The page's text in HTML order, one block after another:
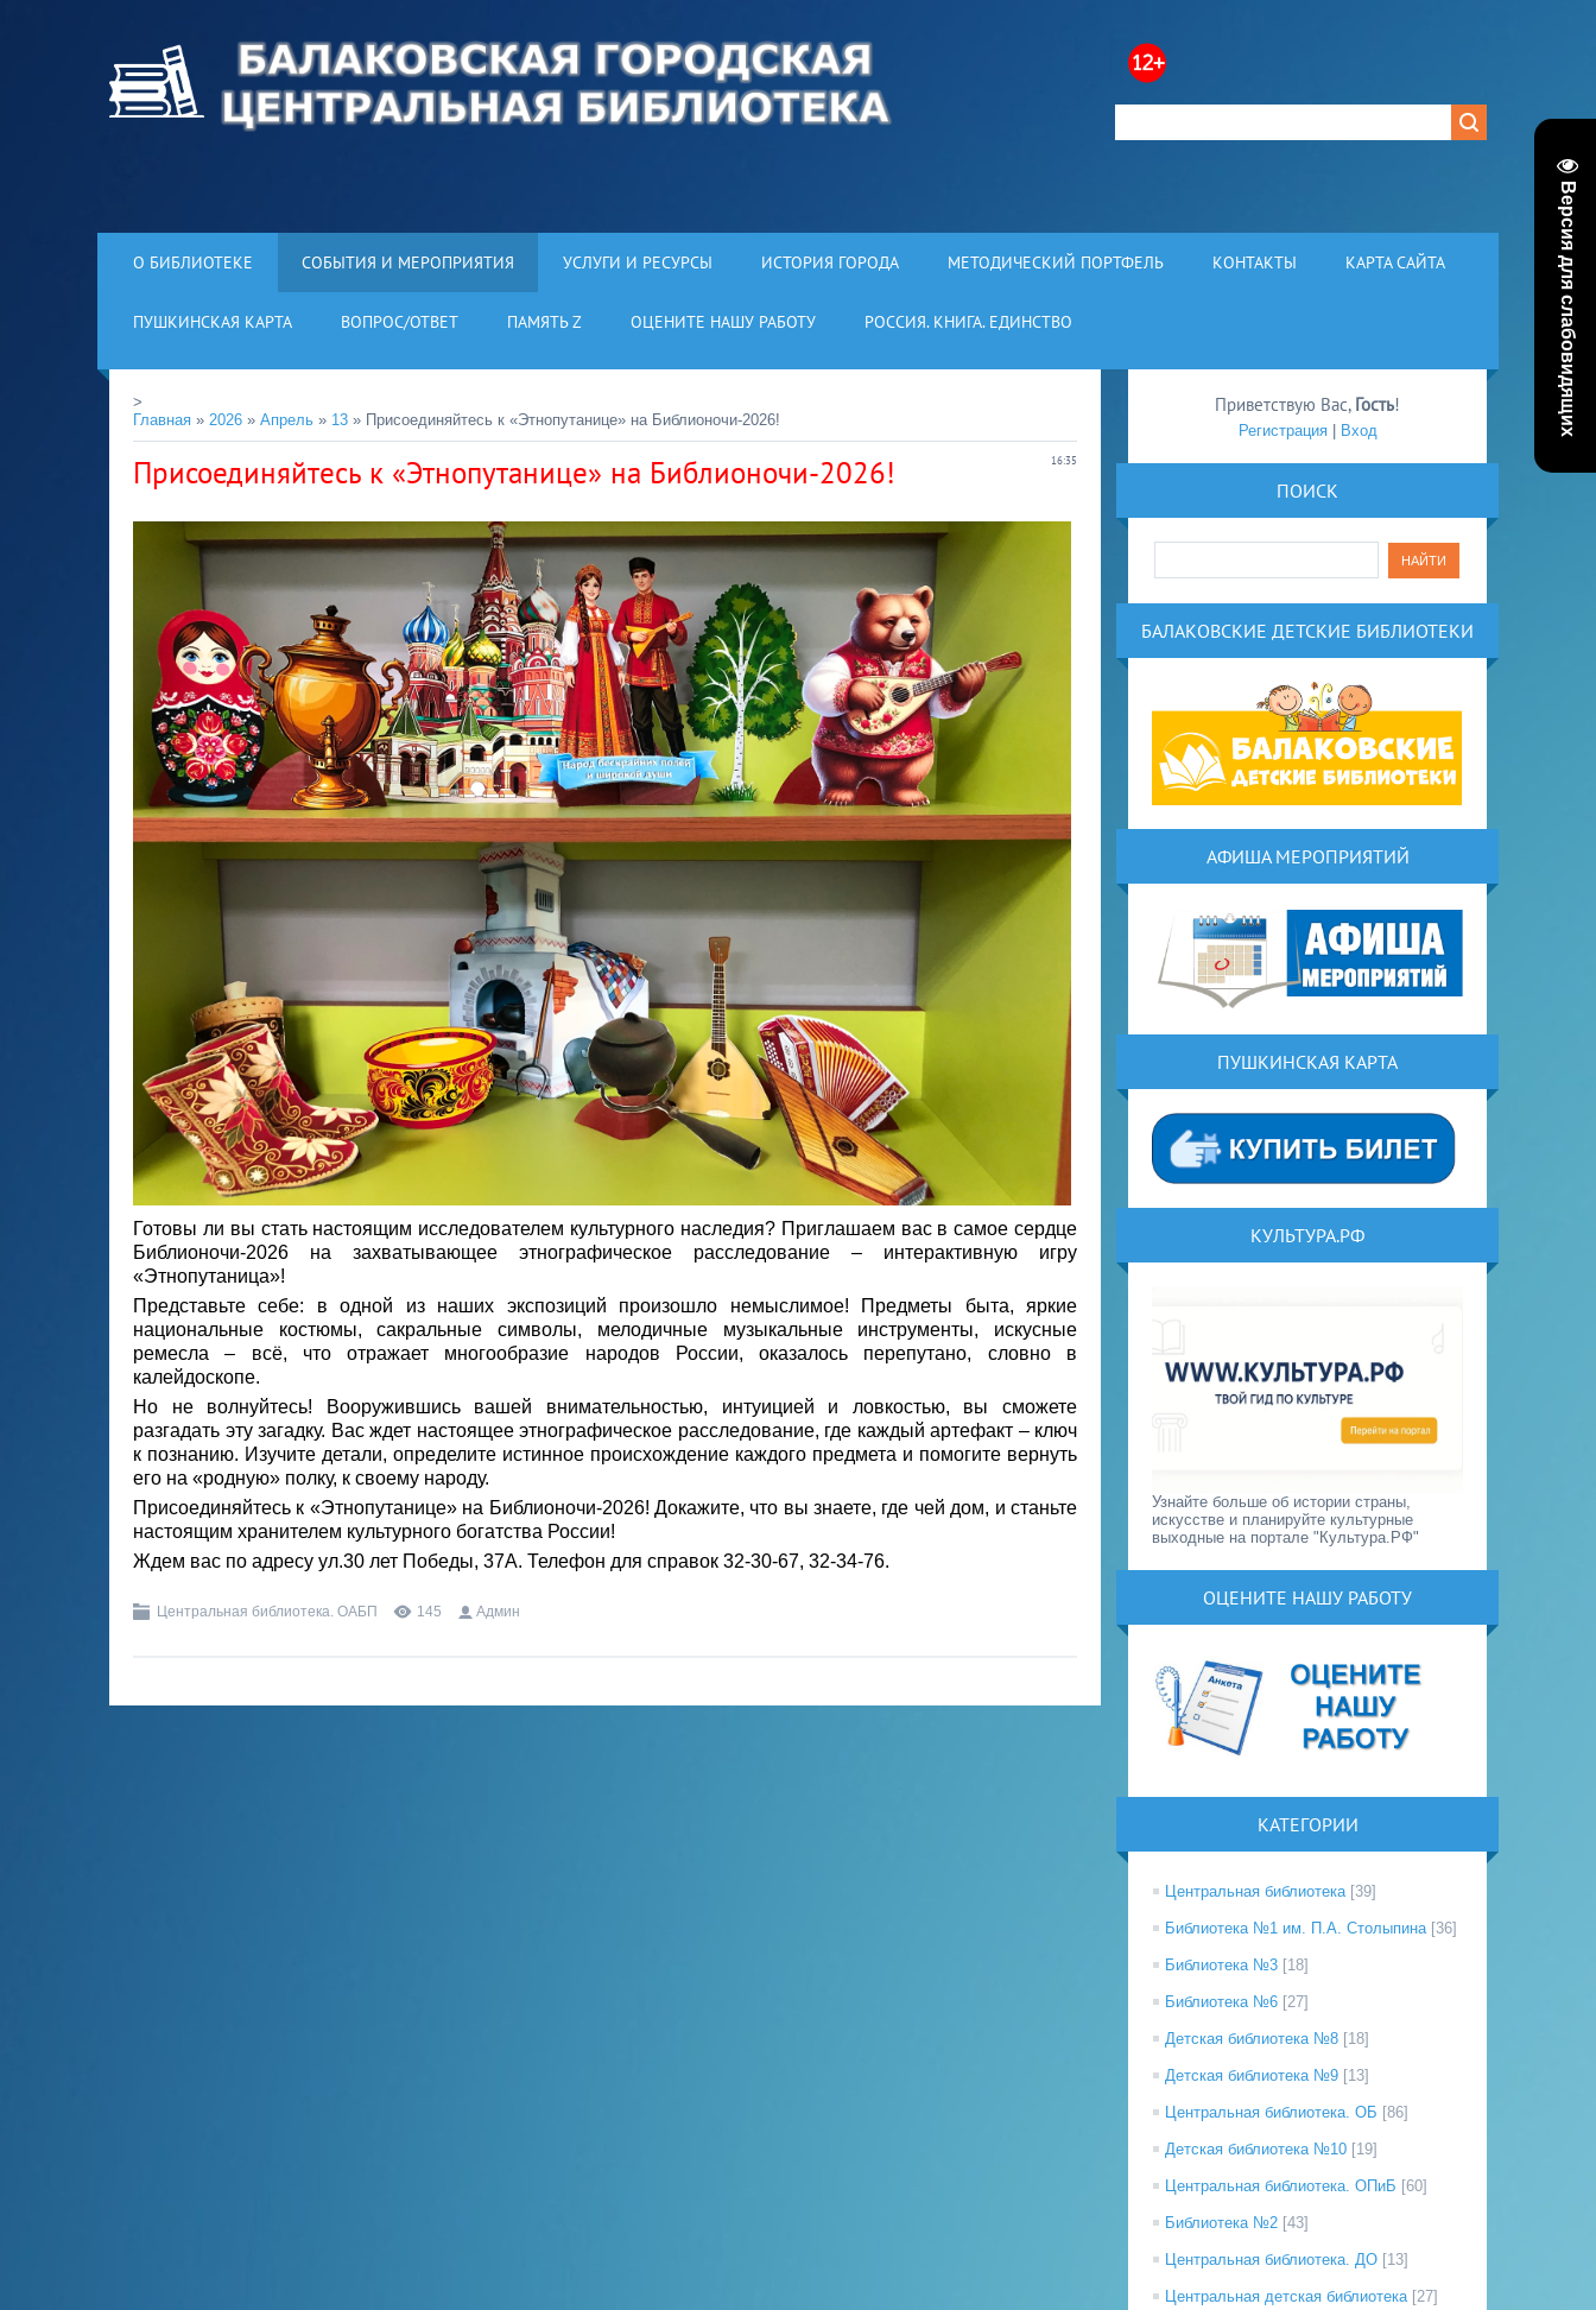
Версия для слабовидящих
О БИБЛИОТЕКЕ СОБЫТИЯ И МЕРОПРИЯТИЯ УСЛУГИ И РЕСУРСЫ ИСТОРИЯ ГОРОДА МЕТОДИЧЕСКИЙ ПОРТФЕЛЬ КОНТАКТЫ КАРТА САЙТА
ПУШКИНСКАЯ КАРТА ВОПРОС/ОТВЕТ ПАМЯТЬ Z ОЦЕНИТЕ НАШУ РАБОТУ РОССИЯ. КНИГА. ЕДИНСТВО
>
Главная » 2026 » Апрель » 13 » Присоединяйтесь к «Этнопутанице» на Библионочи-2026!
16:35
Присоединяйтесь к «Этнопутанице» на Библионочи-2026!
Готовы ли вы стать настоящим исследователем культурного наследия? Приглашаем вас в самое сердце
Библионочи-2026 на захватывающее этнографическое расследование – интерактивную игру
«Этнопутаница»!
Представьте себе: в одной из наших экспозиций произошло немыслимое! Предметы быта, яркие
национальные костюмы, сакральные символы, мелодичные музыкальные инструменты, искусные
ремесла – всё, что отражает многообразие народов России, оказалось перепутано, словно в
калейдоскопе.
Но не волнуйтесь! Вооружившись вашей внимательностью, интуицией и ловкостью, вы сможете
разгадать эту загадку. Вас ждет настоящее этнографическое расследование, где каждый артефакт – ключ
к познанию. Изучите детали, определите истинное происхождение каждого предмета и помогите вернуть
его на «родную» полку, к своему народу.
Присоединяйтесь к «Этнопутанице» на Библионочи-2026! Докажите, что вы знаете, где чей дом, и станьте
настоящим хранителем культурного богатства России!
Ждем вас по адресу ул.30 лет Победы, 37А. Телефон для справок 32-30-67, 32-34-76.
Центральная библиотека. ОАБП 145 Админ
Приветствую Вас, Гость!
Регистрация| Вход
ПОИСК
БАЛАКОВСКИЕ ДЕТСКИЕ БИБЛИОТЕКИ
АФИША МЕРОПРИЯТИЙ
ПУШКИНСКАЯ КАРТА
КУЛЬТУРА.РФ
Узнайте больше об истории страны,
искусстве и планируйте культурные
выходные на портале "Культура.РФ"
ОЦЕНИТЕ НАШУ РАБОТУ
КАТЕГОРИИ
Центральная библиотека [39]
Библиотека №1 им. П.А. Столыпина [36]
Библиотека №3 [18]
Библиотека №6 [27]
Детская библиотека №8 [18]
Детская библиотека №9 [13]
Центральная библиотека. ОБ [86]
Детская библиотека №10 [19]
Центральная библиотека. ОПиБ [60]
Библиотека №2 [43]
Центральная библиотека. ДО [13]
Центральная детская библиотека [27]